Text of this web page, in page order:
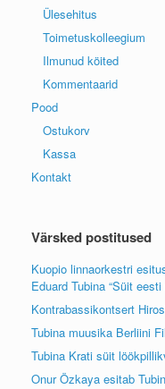
Ülesehitus
Toimetuskolleegium
Ilmunud köited
Kommentaarid
Pood
Ostukorv
Kassa
Kontakt
Värsked postitused
Kuopio linnaorkestri
Eduard Tubina “Süit
Kontrabassikontsert
Tubina muusika Berliini
Tubina Krati süit
Onur Özkaya esitab